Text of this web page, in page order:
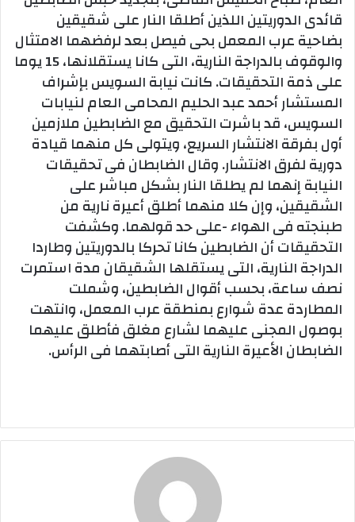
قائدى الدوريتين اللذين أطلقا النار على شقيقين
بضاحية عرب المعمل بحى فيصل بعد لرفضهما الامتثال
والوقوف بالدراجة النارية، التى كانا يستقلانها، 15 يوما
على ذمة التحقيقات. كانت نيابة السويس بإشراف
المستشار أحمد عبد الحليم المحامى العام لنيابات
السويس، قد باشرت التحقيق مع الضابطين ملازمين
أول بفرقة الانتشار السريع، ويتولى كل منهما قيادة
دورية لفرق الانتشار. وقال الضابطان فى تحقيقات
النيابة إنهما لم يطلقا النار بشكل مباشر على
الشقيقين، وإن كلا منهما أطلق أعيرة نارية من
طبنجته فى الهواء -على حد قولهما. وكشفت
التحقيقات أن الضابطين كانا تحركا بالدوريتين وطاردا
الدراجة النارية، التى يستقلها الشقيقان مدة استمرت
نصف ساعة، بحسب أقوال الضابطين، وشملت
المطاردة عدة شوارع بمنطقة عرب المعمل، وانتهت
بوصول المجنى عليهما لشارع مغلق فأطلق عليهما
الضابطان الأعيرة النارية التى أصابتهما فى الرأس.